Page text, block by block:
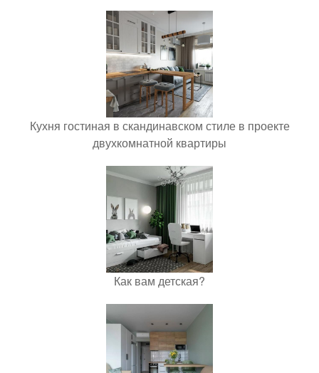
Кухня гостиная в скандинавском стиле в проекте
двухкомнатной квартиры
Как вам детская?